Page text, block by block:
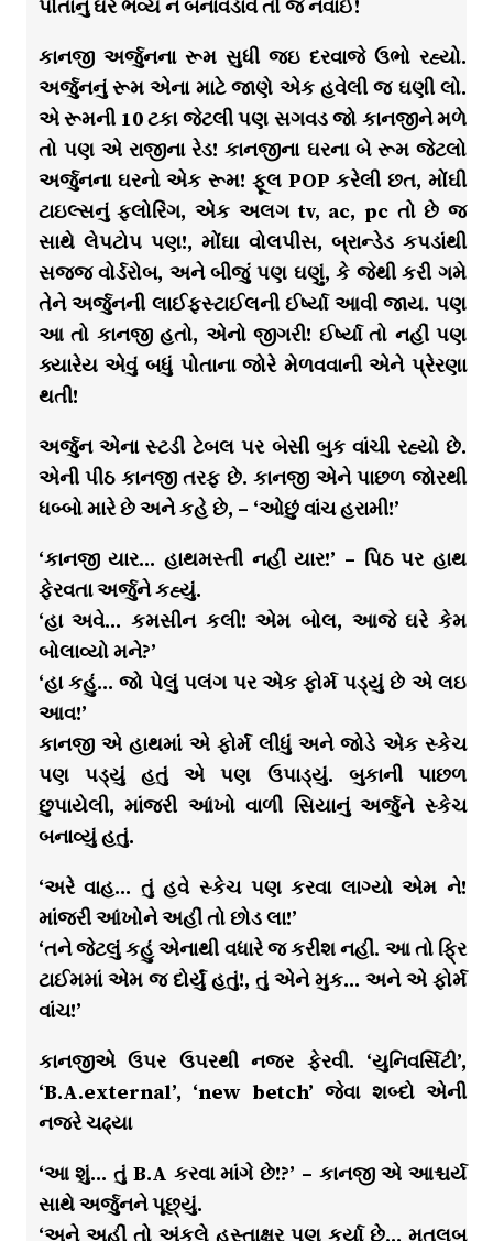
પોતાનું ઘર ભવ્ય ન બનાવડાવે તો જ નવાઈ!
કાનજી અર્જુનના રૂમ સુધી જઇ દરવાજે ઉભો રહ્યો.
અર્જુનનું રૂમ એના માટે જાણે એક હવેલી જ ઘણી લો.
એ રૂમની 10 ટકા જેટલી પણ સગવડ જો કાનજીને મળે
તો પણ એ રાજીના રેડ! કાનજીના ઘરના બે રૂમ જેટલો
અર્જુનના ઘરનો એક રૂમ! ફૂલ POP કરેલી છત, મોંઘી
ટાઇલ્સનું ફ્લોરિંગ, એક અલગ tv, ac, pc તો છે જ
સાથે લેપટોપ પણ!, મોંઘા વોલપીસ, બ્રાન્ડેડ કપડાંથી
સજ્જ વોર્ડરોબ, અને બીજું પણ ઘણું, કે જેથી કરી ગમે
તેને અર્જુનની લાઈફસ્ટાઈલની ઈર્ષ્યા આવી જાય. પણ
આ તો કાનજી હતો, એનો જીગરી! ઈર્ષ્યા તો નહીં પણ
ક્યારેય એવું બધું પોતાના જોરે મેળવવાની એને પ્રેરણા
થતી!
અર્જુન એના સ્ટડી ટેબલ પર બેસી બુક વાંચી રહ્યો છે.
એની પીઠ કાનજી તરફ છે. કાનજી એને પાછળ જોરથી
ધબ્બો મારે છે અને કહે છે, – ‘ઓછું વાંચ હરામી!’
‘કાનજી યાર… હાથમસ્તી નહીં યાર!’ – પિઠ પર હાથ
ફેરવતા અર્જુને કહ્યું.
‘હા અવે… કમસીન કલી! એમ બોલ, આજે ઘરે કેમ
બોલાવ્યો મને?’
‘હા કહું… જો પેલું પલંગ પર એક ફોર્મ પડ્યું છે એ લઇ
આવ!’
કાનજી એ હાથમાં એ ફોર્મ લીધું અને જોડે એક સ્કેચ
પણ પડ્યું હતું એ પણ ઉપાડ્યું. બુકાની પાછળ
છુપાયેલી, માંજરી આંખો વાળી સિયાનું અર્જુને સ્કેચ
બનાવ્યું હતું.
‘અરે વાહ… તું હવે સ્કેચ પણ કરવા લાગ્યો એમ ને!
માંજરી આંખોને અહીં તો છોડ લા!’
‘તને જેટલું કહું એનાથી વધારે જ કરીશ નહીં. આ તો ફ્રિ
ટાઈમમાં એમ જ દોર્યું હતું!, તું એને મુક… અને એ ફોર્મ
વાંચ!’
કાનજીએ ઉપર ઉપરથી નજર ફેરવી. ‘યુનિવર્સિટી’,
‘B.A.external’, ‘new betch’ જેવા શબ્દો એની
નજરે ચઢ્યા
‘આ શું… તું B.A કરવા માંગે છે!?’ – કાનજી એ આશ્ચર્ય
સાથે અર્જુનને પૂછ્યું.
‘અને અહીં તો અંકલે હસ્તાક્ષર પણ કર્યા છે… મતલબ